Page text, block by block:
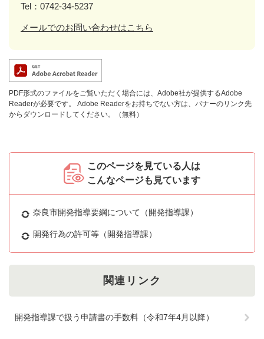
Tel：0742-34-5237
メールでのお問い合わせはこちら
PDF形式のファイルをご覧いただく場合には、Adobe社が提供するAdobe
Readerが必要です。
Adobe Readerをお持ちでない方は、バナーのリンク先
からダウンロードしてください。（無料）
このページを見ている人は
こんなページも見ています
奈良市開発指導要綱について（開発指導課）
開発行為の許可等（開発指導課）
関連リンク
開発指導課で扱う申請書の手数料（令和7年4月以降）